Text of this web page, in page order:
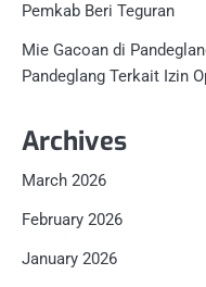
Pemkab Beri Teguran
Mie Gacoan di
Pandeglang Terkait Izin
Archives
March 2026
February 2026
January 2026